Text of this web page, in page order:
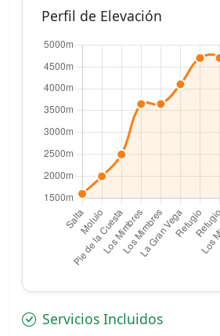
Perfil de Elevación
Servicios Incluidos